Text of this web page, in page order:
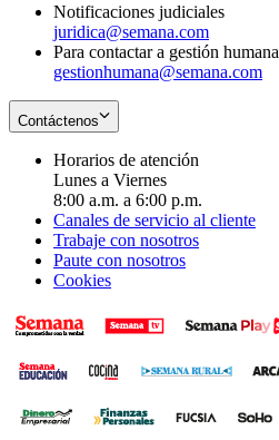
Notificaciones judiciales
juridica@semana.com
Para contactar a gestión humana
gestionhumana@semana.com
Contáctenos
Horarios de atención
Lunes a Viernes
8:00 a.m. a 6:00 p.m.
Canales de servicio al cliente
Trabaje con nosotros
Paute con nosotros
Cookies